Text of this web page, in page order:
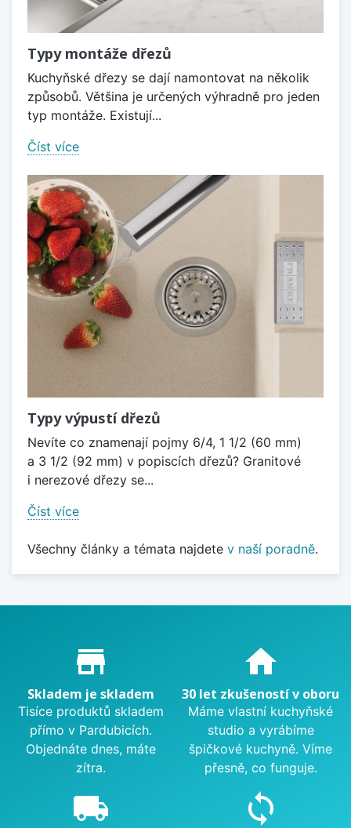
Typy montáže dřezů
Kuchyňské dřezy se dají namontovat na několik
způsobů. Většina je určených výhradně pro jeden
typ montáže. Existují...
Číst více
Typy výpustí dřezů
Nevíte co znamenají pojmy 6/4, 1 1/2 (60 mm)
a 3 1/2 (92 mm) v popiscích dřezů? Granitové
i nerezové dřezy se...
Číst více
Všechny články a témata najdete v naší poradně.
Proč nakupovat u nás?
store_mall_directory
Skladem je skladem
Tisíce produktů skladem
přímo v Pardubicích.
Objednáte dnes, máte
zítra.
home
30 let zkušeností v oboru
Máme vlastní kuchyňské
studio a vyrábíme
špičkové kuchyně. Víme
přesně, co funguje.
local_shipping sync